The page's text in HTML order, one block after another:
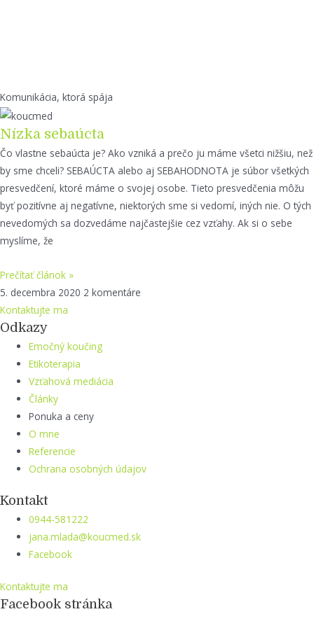
Komunikácia, ktorá spája
Nízka sebaúcta
Čo vlastne sebaúcta je? Ako vzniká a prečo ju máme všetci nižšiu, než
by sme chceli? SEBAÚCTA alebo aj SEBAHODNOTA je súbor všetkých
presvedčení, ktoré máme o svojej osobe. Tieto presvedčenia môžu
byť pozitívne aj negatívne, niektorých sme si vedomí, iných nie. O tých
nevedomých sa dozvedáme najčastejšie cez vzťahy. Ak si o sebe
myslíme, že
Prečítať článok »
5. decembra 2020 2 komentáre
Kontaktujte ma
Odkazy
Emočný koučing
Etikoterapia
Vzťahová mediácia
Články
Ponuka a ceny
O mne
Referencie
Ochrana osobných údajov
Kontakt
0944-581222
jana.mlada@koucmed.sk
Facebook
Kontaktujte ma
Facebook stránka